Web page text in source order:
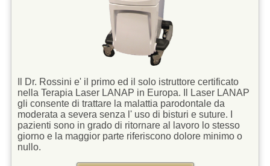
Il Dr. Rossini e' il primo ed il solo istruttore certificato
nella Terapia Laser LANAP in Europa. Il Laser LANAP
gli consente di trattare la malattia parodontale da
moderata a severa senza l' uso di bisturi e suture. I
pazienti sono in grado di ritornare al lavoro lo stesso
giorno e la maggior parte riferiscono dolore minimo o
nullo.